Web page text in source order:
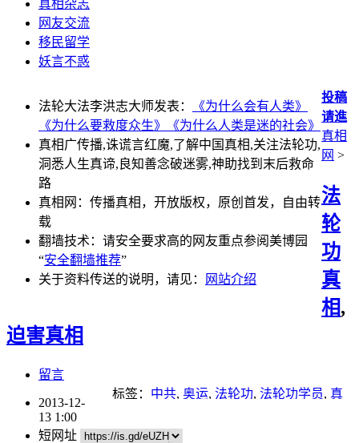
真相杂志
网友交流
移民留学
妖言不惑
法轮大法李洪志大师发表：
《为什么会有人类》
《为什么要救度众生》
《为什么人类是迷的社会》
真相广传播,诛谎言红魔,了解中国真相,关注法轮功,
洞悉人生真谛,良知善念破迷雾,神助找到末后救命
路
真相网：传播真相，开放版权，原创首发，自由转
载
翻墙技术：请安全要求高的网友重点参阅美博园
“安全翻墙推荐”
关于资料传送的说明，请见：
网站介绍
投稿
请進
真相
网 >
法
轮
功
真
相,
迫害真相
留言
标签： 中共, 奥运, 法轮功, 法轮功学员, 真
2013-12-
13 1:00
短网址